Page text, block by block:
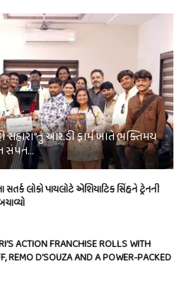
સહારા”નું આર.ડી ફાર્મ ખાતે ભક્તિમય
સંપન…
લોકો પાયલોટે એશિયાટિક સિંહને ટ્રેનની
ACTION FRANCHISE ROLLS WITH
REMO D’SOUZA AND A POWER-PACKED